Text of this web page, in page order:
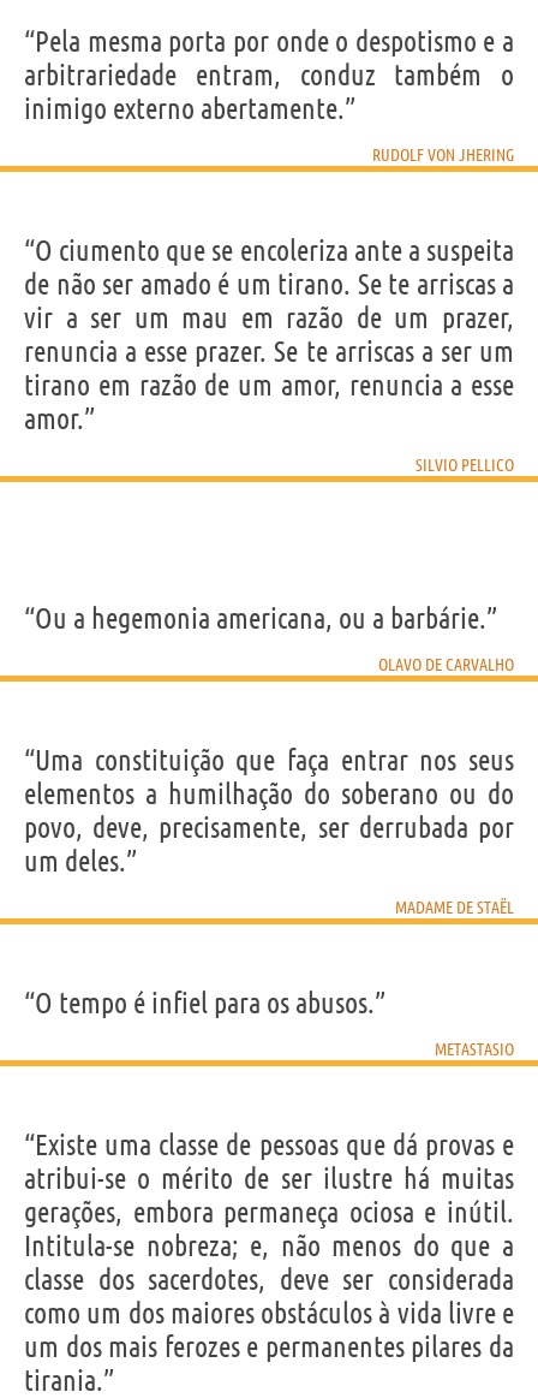
“Pela mesma porta por onde o despotismo e a
arbitrariedade entram, conduz também o
inimigo externo abertamente.”
RUDOLF VON JHERING
“O ciumento que se encoleriza ante a suspeita
de não ser amado é um tirano. Se te arriscas a
vir a ser um mau em razão de um prazer,
renuncia a esse prazer. Se te arriscas a ser um
tirano em razão de um amor, renuncia a esse
amor.”
SILVIO PELLICO
“Ou a hegemonia americana, ou a barbárie.”
OLAVO DE CARVALHO
“Uma constituição que faça entrar nos seus
elementos a humilhação do soberano ou do
povo, deve, precisamente, ser derrubada por
um deles.”
MADAME DE STAËL
“O tempo é infiel para os abusos.”
METASTASIO
“Existe uma classe de pessoas que dá provas e
atribui-se o mérito de ser ilustre há muitas
gerações, embora permaneça ociosa e inútil.
Intitula-se nobreza; e, não menos do que a
classe dos sacerdotes, deve ser considerada
como um dos maiores obstáculos à vida livre e
um dos mais ferozes e permanentes pilares da
tirania.”